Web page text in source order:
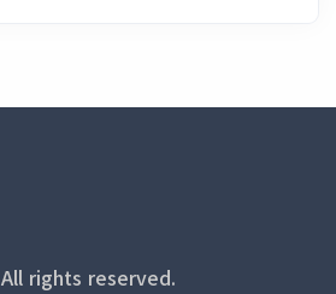
All rights reserved.